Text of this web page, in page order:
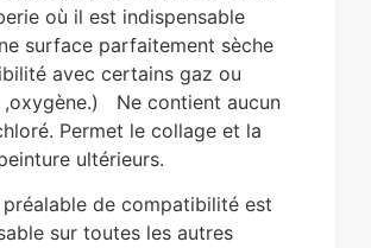
où il est indispensable
surface parfaitement sèche
avec certains gaz ou
,oxygène.) Ne contient aucun
Permet le collage et la
ultérieurs.
préalable de compatibilité est
sur toutes les autres